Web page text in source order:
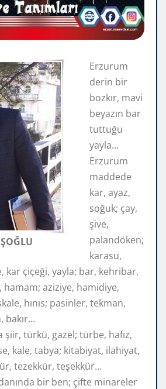
Erzurum
derin bir
bozkır, mavi
beyazın bar
tuttuğu
yayla…
Erzurum
maddede
kar, ayaz,
soğuk; çay,
şive,
palandöken;
karasu,
kar çiçeği, yayla; bar, kehribar,
aziziye, hamidiye,
hınıs; pasinler, tekman,
bakır…
türkü, gazel; türbe, hafız,
kale, tabya; kitabiyat, ilahiyat,
tezekkür, teşekkür…
bir ben; çifte minareler